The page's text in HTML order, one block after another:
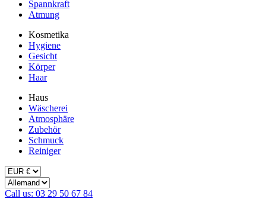
Spannkraft
Atmung
Kosmetika
Hygiene
Gesicht
Körper
Haar
Haus
Wäscherei
Atmosphäre
Zubehör
Schmuck
Reiniger
Call us: 03 29 50 67 84